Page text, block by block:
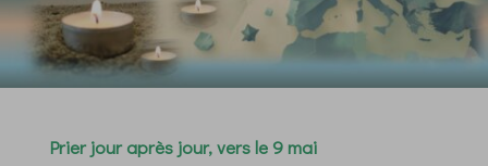
Prier jour après jour, vers le 9 mai